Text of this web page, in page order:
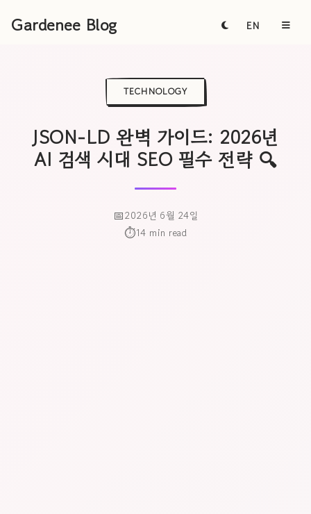
Gardenee Blog EN
TECHNOLOGY
JSON-LD 완벽 가이드: 2026년
AI 검색 시대 SEO 필수 전략 🔍
2026년 6월 24일
14 min read